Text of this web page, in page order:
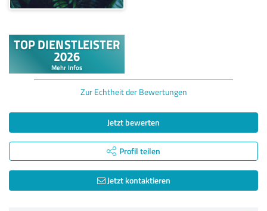
Zur Echtheit der Bewertungen
Jetzt bewerten
Profil teilen
Jetzt kontaktieren